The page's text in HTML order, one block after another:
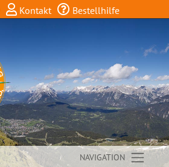
Kontakt Bestellhilfe
NAVIGATION